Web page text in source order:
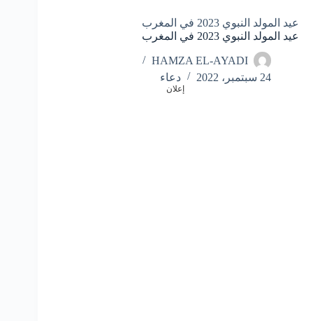
عيد المولد النبوي 2023 في المغرب
عيد المولد النبوي 2023 في المغرب
HAMZA EL-AYADI
24 سبتمبر، 2022
دعاء
إعلان